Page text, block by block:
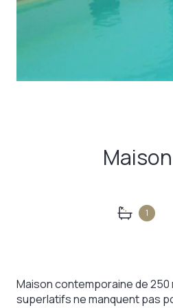
1
Maison contemporaine de
superlatifs ne manquent pas